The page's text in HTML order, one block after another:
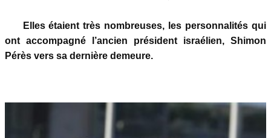
Elles étaient très nombreuses, les personnalités qui
ont accompagné l’ancien président israélien, Shimon
Pérès vers sa dernière demeure.